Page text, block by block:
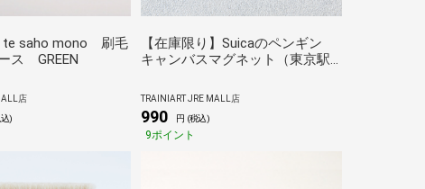
te saho mono 刷毛
ス GREEN
店
)
【在庫限り】Suicaのペンギン
キャンバスマグネット（東京駅
TRAINIART JRE MALL店
990 円 (税込)
9ポイント